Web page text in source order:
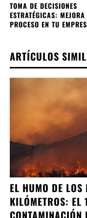
TOMA DE DECISIONES
ESTRATÉGICAS: MEJORA
PROCESO EN TU
ARTÍCULOS
EL HUMO DE
KILÓMETROS: